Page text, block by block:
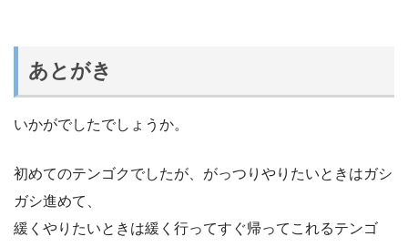
あとがき
いかがでしたでしょうか。
初めてのテンゴクでしたが、がっつりやりたいときはガシ
ガシ進めて、
緩くやりたいときは緩く行ってすぐ帰ってこれるテンゴ